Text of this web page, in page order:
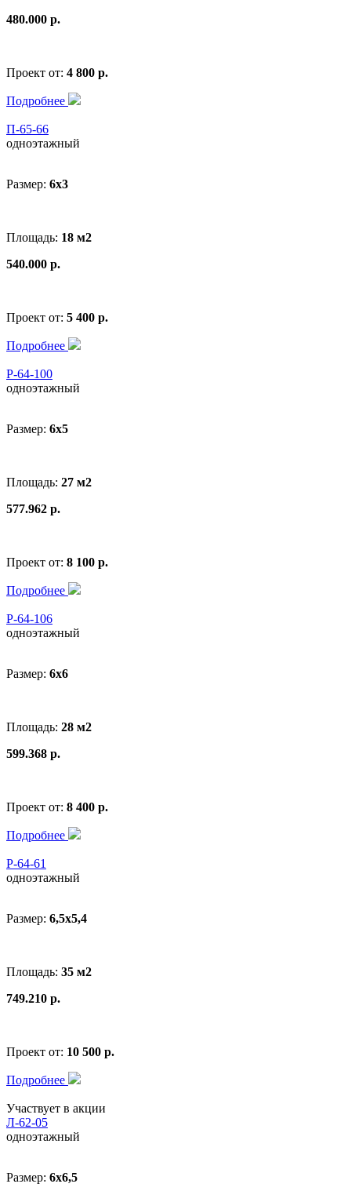
480.000 р.
Проект от: 4 800 р.
Подробнее
П-65-66
одноэтажный
Размер: 6x3
Площадь: 18 м2
540.000 р.
Проект от: 5 400 р.
Подробнее
Р-64-100
одноэтажный
Размер: 6x5
Площадь: 27 м2
577.962 р.
Проект от: 8 100 р.
Подробнее
Р-64-106
одноэтажный
Размер: 6x6
Площадь: 28 м2
599.368 р.
Проект от: 8 400 р.
Подробнее
Р-64-61
одноэтажный
Размер: 6,5х5,4
Площадь: 35 м2
749.210 р.
Проект от: 10 500 р.
Подробнее
Участвует в акции
Л-62-05
одноэтажный
Размер: 6x6,5